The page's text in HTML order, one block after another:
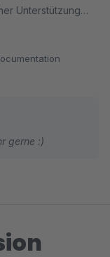
Unterstützung
zu unserem
Einfach
unsere
gerne :)